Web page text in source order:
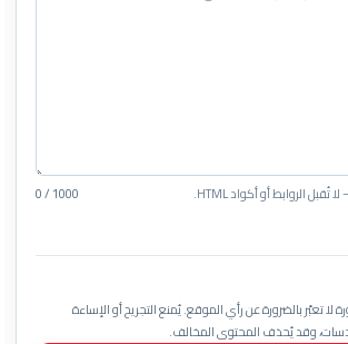
0 / 1000
لا تعبّر بالضرورة عن رأي الموقع. يُمنع التجريح أو الإساءة
وقد يُحذف المحتوى المخالف.